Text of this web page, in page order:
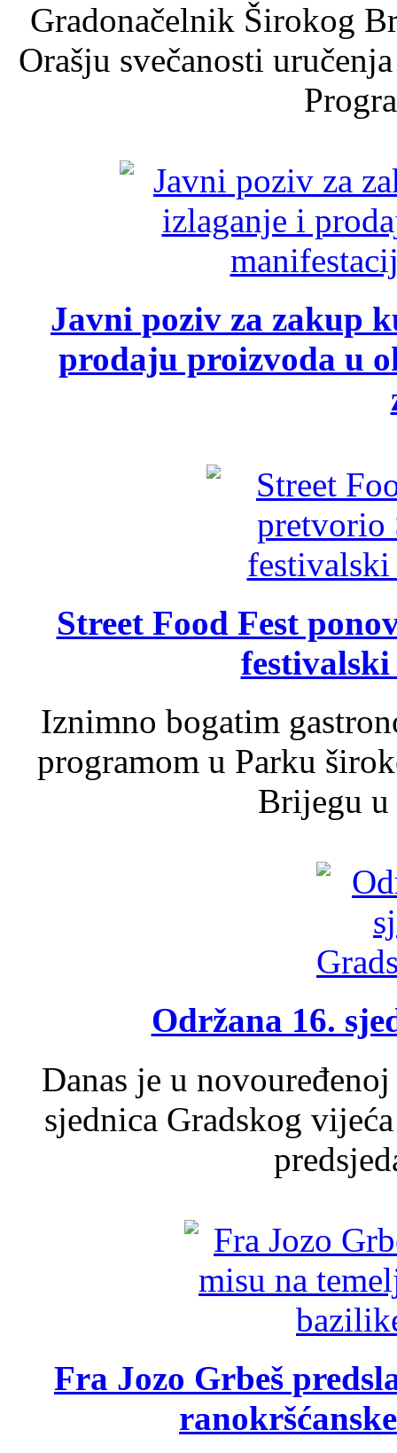
Gradonačelnik Širokog
Orašju svečanosti
Javni poziv za zakup
prodaju proizvoda u
Street Food Fest
Iznimno bogatim
programom u Parku
Brijegu u
Održana 16.
Danas je u
sjednica Gradskog
Fra Jozo Grbeš